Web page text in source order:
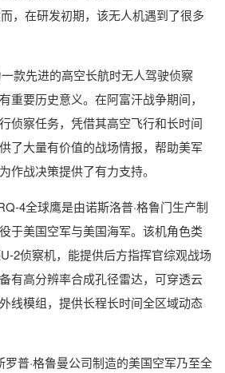
，在研发初期，该无人机遇到了很多
款先进的高空长航时无人驾驶侦察
重要历史意义。在阿富汗战争期间，
侦察任务，凭借其高空飞行和长时间
了大量有价值的战场情报，帮助美军
作战决策提供了有力支持。
4全球鹰是由诺斯洛普·格鲁门生产制
于美国空军与美国海军。该机角色类
2侦察机，能提供后方指挥官综观战场
有高分辨率合成孔径雷达，可穿透云
线模组，提供长程长时间全区域动态
普·格鲁曼公司制造的美国空军乃至全